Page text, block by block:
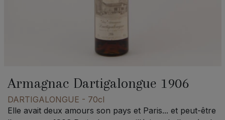
Armagnac Dartigalongue 1906
DARTIGALONGUE - 70cl
Elle avait deux amours son pays et Paris... et peut-être